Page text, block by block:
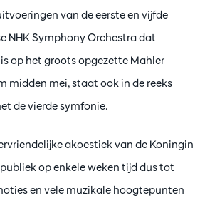
van de eerste en vijfde
NHK Symphony Orchestra dat
op het groots opgezette Mahler
midden mei, staat ook in de reeks
de vierde symfonie.
akoestiek van de Koningin
op enkele weken tijd dus tot
en vele muzikale hoogtepunten